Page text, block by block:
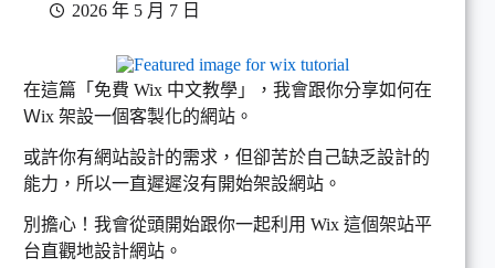
2026 年 5 月 7 日
在這篇「免費 Wix 中文教學」，我會跟你分享如何在
Ｗix 架設一個客製化的網站。
或許你有網站設計的需求，但卻苦於自己缺乏設計的
能力，所以一直遲遲沒有開始架設網站。
別擔心！我會從頭開始跟你一起利用 Wix 這個架站平
台直觀地設計網站。